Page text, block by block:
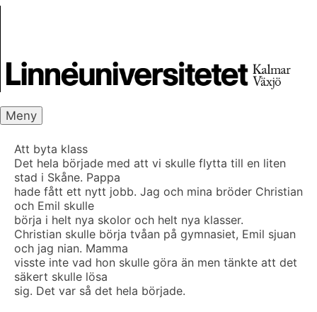
Meny
Att byta klass
Det hela började med att vi skulle flytta till en liten
stad i Skåne. Pappa
hade fått ett nytt jobb. Jag och mina bröder Christian
och Emil skulle
börja i helt nya skolor och helt nya klasser.
Christian skulle börja tvåan på gymnasiet, Emil sjuan
och jag nian. Mamma
visste inte vad hon skulle göra än men tänkte att det
säkert skulle lösa
sig. Det var så det hela började.